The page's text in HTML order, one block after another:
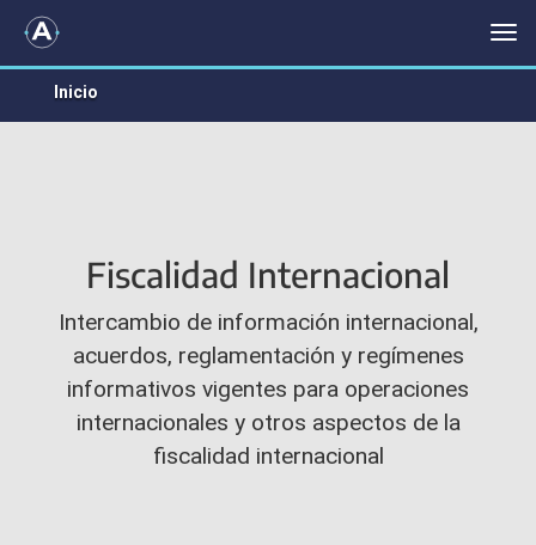
FISCALIDAD INTERNACIONAL
Inicio
Fiscalidad Internacional
Intercambio de información internacional,
acuerdos, reglamentación y regímenes
informativos vigentes para operaciones
internacionales y otros aspectos de la
fiscalidad internacional